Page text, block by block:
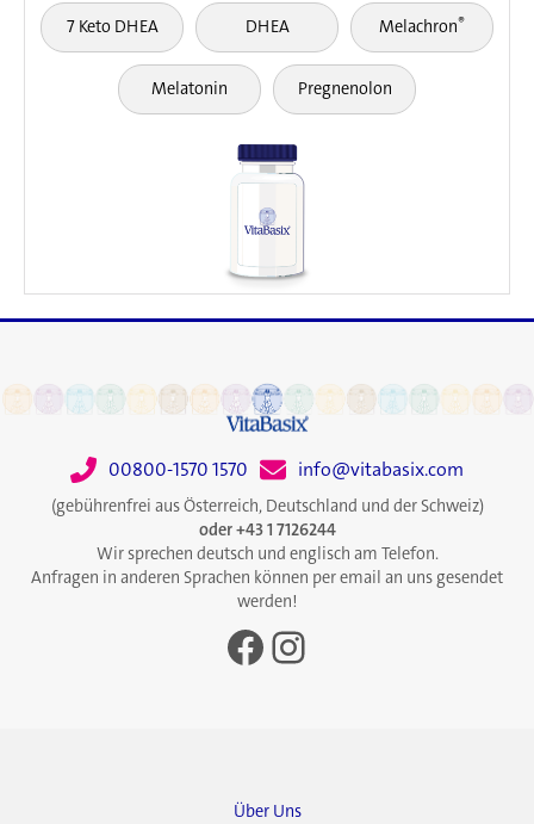
7 Keto DHEA DHEA Melachron®
Melatonin Pregnenolon
00800-1570 1570 info@vitabasix.com
(gebührenfrei aus Österreich, Deutschland und der Schweiz)
oder +43 1 7126244
Wir sprechen deutsch und englisch am Telefon.
Anfragen in anderen Sprachen können per email an uns gesendet
werden!
Facebook
Instagram
Über Uns